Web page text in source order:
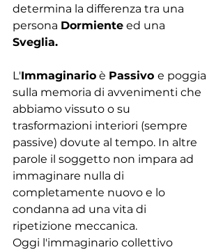
determina la differenza tra una
persona Dormiente ed una
Sveglia.
L'Immaginario è Passivo e poggia
sulla memoria di avvenimenti che
abbiamo vissuto o su
trasformazioni interiori (sempre
passive) dovute al tempo. In altre
parole il soggetto non impara ad
immaginare nulla di
completamente nuovo e lo
condanna ad una vita di
ripetizione meccanica.
Oggi l'immaginario collettivo